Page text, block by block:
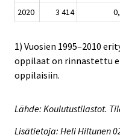
2020
3 414
1) Vuosien 1995–2010
oppilaat on rinnastettu
oppilaisiin.
Lähde: Koulutustilastot.
Lisätietoja: Heli Hiltunen